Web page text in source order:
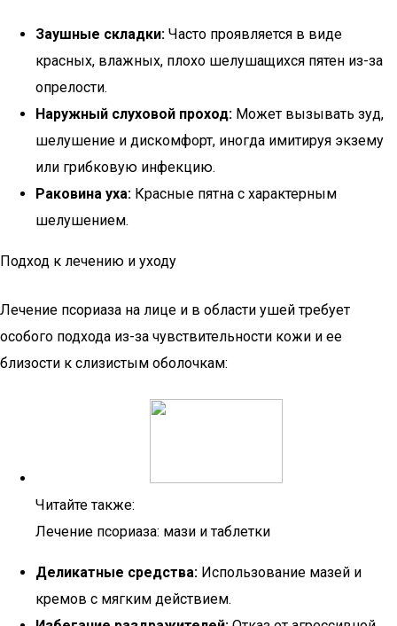
Заушные складки: Часто проявляется в виде
красных, влажных, плохо шелушащихся пятен из-за
опрелости.
Наружный слуховой проход: Может вызывать зуд,
шелушение и дискомфорт, иногда имитируя экзему
или грибковую инфекцию.
Раковина уха: Красные пятна с характерным
шелушением.
Подход к лечению и уходу
Лечение псориаза на лице и в области ушей требует
особого подхода из-за чувствительности кожи и ее
близости к слизистым оболочкам:
Читайте также:
Лечение псориаза: мази и таблетки
Деликатные средства: Использование мазей и
кремов с мягким действием.